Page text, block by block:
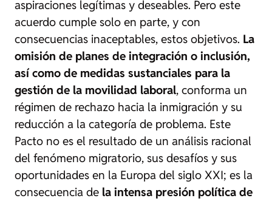
aspiraciones legítimas y deseables. Pero este
acuerdo cumple solo en parte, y con
consecuencias inaceptables, estos objetivos. La
omisión de planes de integración o inclusión,
así como de medidas sustanciales para la
gestión de la movilidad laboral, conforma un
régimen de rechazo hacia la inmigración y su
reducción a la categoría de problema. Este
Pacto no es el resultado de un análisis racional
del fenómeno migratorio, sus desafíos y sus
oportunidades en la Europa del siglo XXI; es la
consecuencia de la intensa presión política de